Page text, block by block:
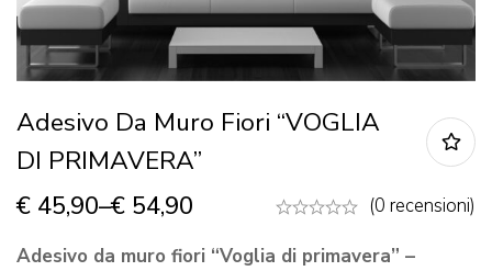
Adesivo Da Muro Fiori “VOGLIA
DI PRIMAVERA”
€ 45,90–€ 54,90
(0 recensioni)
Adesivo da muro fiori “Voglia di primavera” –